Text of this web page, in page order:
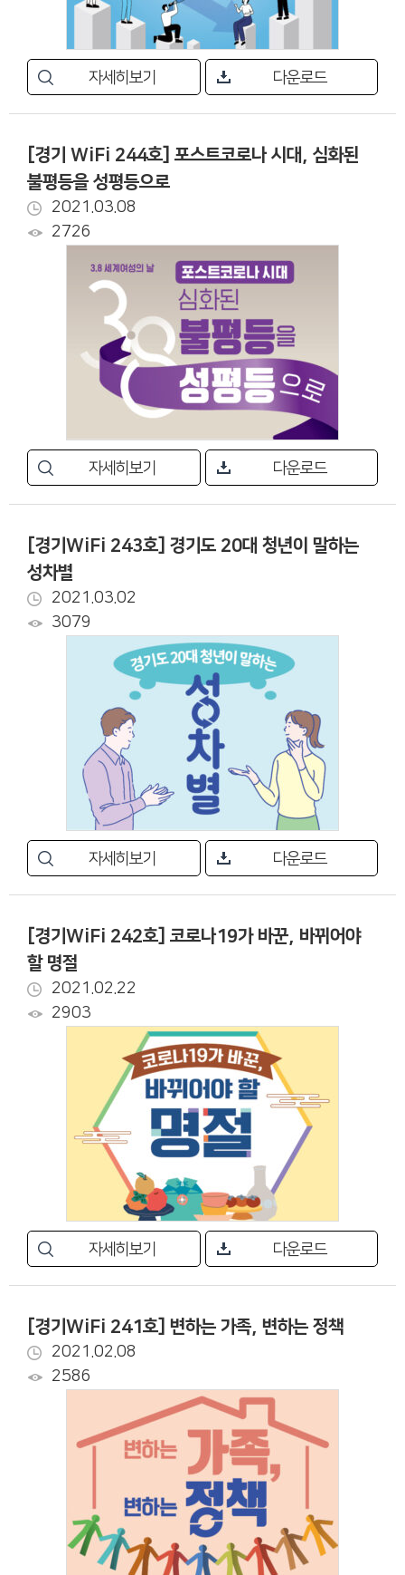
자세히보기 다운로드
[경기 WiFi 244호] 포스트코로나 시대, 심화된
불평등을 성평등으로
2021.03.08
2726
자세히보기 다운로드
[경기WiFi 243호] 경기도 20대 청년이 말하는
성차별
2021.03.02
3079
자세히보기 다운로드
[경기WiFi 242호] 코로나19가 바꾼, 바뀌어야
할 명절
2021.02.22
2903
자세히보기 다운로드
[경기WiFi 241호] 변하는 가족, 변하는 정책
2021.02.08
2586